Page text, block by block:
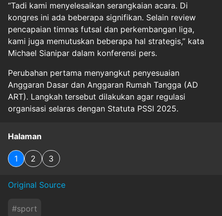
“Tadi kami menyelesaikan serangkaian acara. Di
kongres ini ada beberapa signifikan. Selain review
pencapaian timnas futsal dan perkembangan liga,
kami juga memutuskan beberapa hal strategis,” kata
Michael Sianipar dalam konferensi pers.
Perubahan pertama menyangkut penyesuaian
Anggaran Dasar dan Anggaran Rumah Tangga (AD
ART). Langkah tersebut dilakukan agar regulasi
organisasi selaras dengan Statuta PSSI 2025.
Halaman
1 2 3
Original Source
#sport